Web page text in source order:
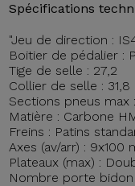
Spécifications
"Jeu de direction :
Boitier de pédalier :
Tige de selle : 27,2
Collier de selle : 31,8
Sections pneus max
Matière : Carbone
Freins : Patins
Axes (av/arr) : 9x100
Plateaux (max) :
Nombre porte bidon